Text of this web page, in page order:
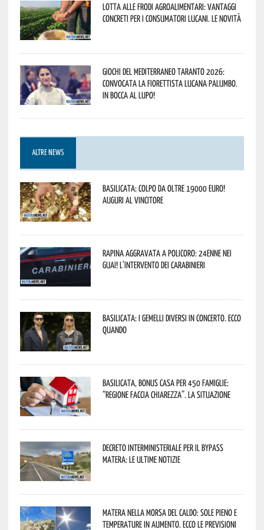
Lotta alle frodi agroalimentari: vantaggi
concreti per i consumatori lucani. Le novità
Giochi del Mediterraneo Taranto 2026:
convocata la fiorettista lucana Palumbo.
In bocca al lupo!
ALTRE NEWS
Basilicata: colpo da oltre 19000 Euro!
Auguri al vincitore
Rapina aggravata a Policoro: 24enne nei
guai! L’intervento dei Carabinieri
Basilicata: i Gemelli DiVersi in concerto. Ecco
quando
Basilicata, Bonus casa per 450 famiglie:
“Regione faccia chiarezza”. La situazione
Decreto interministeriale per il Bypass
Matera: le ultime notizie
Matera nella morsa del caldo: sole pieno e
temperature in aumento. Ecco le previsioni